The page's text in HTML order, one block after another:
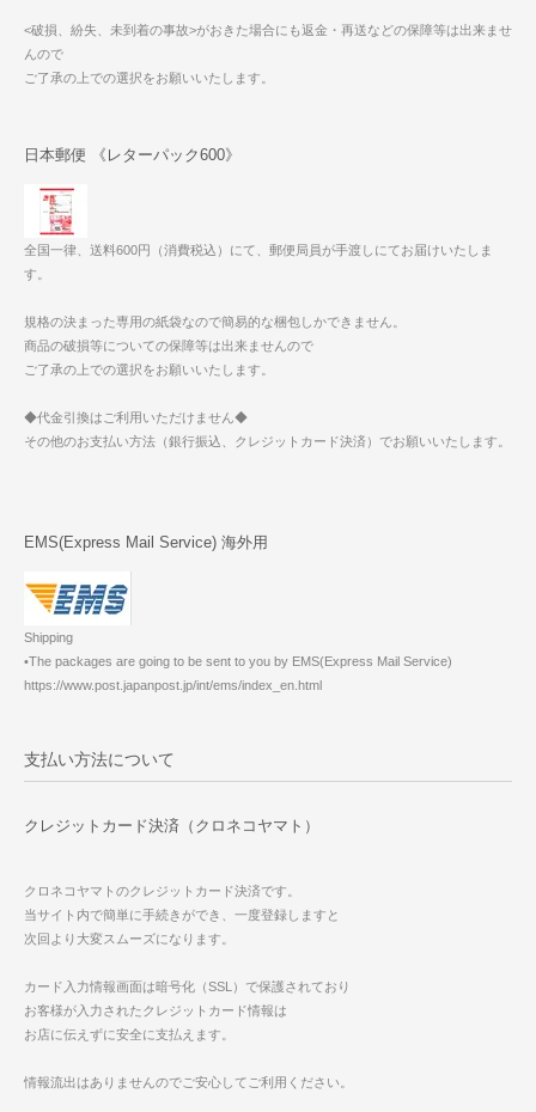
<破損、紛失、未到着の事故>がおきた場合にも返金・再送などの保障等は出来ませ
んので
ご了承の上での選択をお願いいたします。
日本郵便 《レターパック600》
全国一律、送料600円（消費税込）にて、郵便局員が手渡しにてお届けいたしま
す。
規格の決まった専用の紙袋なので簡易的な梱包しかできません。
商品の破損等についての保障等は出来ませんので
ご了承の上での選択をお願いいたします。
◆代金引換はご利用いただけません◆
その他のお支払い方法（銀行振込、クレジットカード決済）でお願いいたします。
EMS(Express Mail Service) 海外用
Shipping
•The packages are going to be sent to you by EMS(Express Mail Service)
https://www.post.japanpost.jp/int/ems/index_en.html
支払い方法について
クレジットカード決済（クロネコヤマト）
クロネコヤマトのクレジットカード決済です。
当サイト内で簡単に手続きができ、一度登録しますと
次回より大変スムーズになります。
カード入力情報画面は暗号化（SSL）で保護されており
お客様が入力されたクレジットカード情報は
お店に伝えずに安全に支払えます。
情報流出はありませんのでご安心してご利用ください。